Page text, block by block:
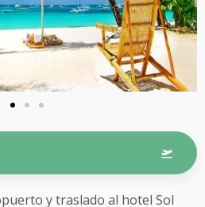
y traslado al hotel Sol